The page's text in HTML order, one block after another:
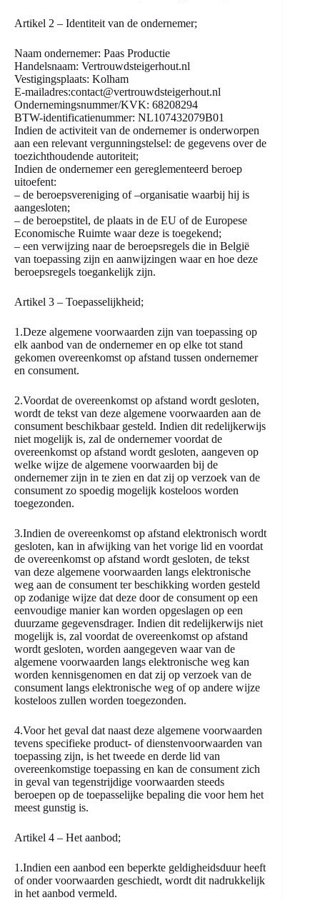
Artikel 2 – Identiteit van de ondernemer;
Naam ondernemer: Paas Productie
Handelsnaam: Vertrouwdsteigerhout.nl
Vestigingsplaats: Kolham
E-mailadres:contact@vertrouwdsteigerhout.nl
Ondernemingsnummer/KVK: 68208294
BTW-identificatienummer: NL107432079B01
Indien de activiteit van de ondernemer is onderworpen
aan een relevant vergunningstelsel: de gegevens over de
toezichthoudende autoriteit;
Indien de ondernemer een gereglementeerd beroep
uitoefent:
– de beroepsvereniging of –organisatie waarbij hij is
aangesloten;
– de beroepstitel, de plaats in de EU of de Europese
Economische Ruimte waar deze is toegekend;
– een verwijzing naar de beroepsregels die in België
van toepassing zijn en aanwijzingen waar en hoe deze
beroepsregels toegankelijk zijn.
Artikel 3 – Toepasselijkheid;
1.Deze algemene voorwaarden zijn van toepassing op
elk aanbod van de ondernemer en op elke tot stand
gekomen overeenkomst op afstand tussen ondernemer
en consument.
2.Voordat de overeenkomst op afstand wordt gesloten,
wordt de tekst van deze algemene voorwaarden aan de
consument beschikbaar gesteld. Indien dit redelijkerwijs
niet mogelijk is, zal de ondernemer voordat de
overeenkomst op afstand wordt gesloten, aangeven op
welke wijze de algemene voorwaarden bij de
ondernemer zijn in te zien en dat zij op verzoek van de
consument zo spoedig mogelijk kosteloos worden
toegezonden.
3.Indien de overeenkomst op afstand elektronisch wordt
gesloten, kan in afwijking van het vorige lid en voordat
de overeenkomst op afstand wordt gesloten, de tekst
van deze algemene voorwaarden langs elektronische
weg aan de consument ter beschikking worden gesteld
op zodanige wijze dat deze door de consument op een
eenvoudige manier kan worden opgeslagen op een
duurzame gegevensdrager. Indien dit redelijkerwijs niet
mogelijk is, zal voordat de overeenkomst op afstand
wordt gesloten, worden aangegeven waar van de
algemene voorwaarden langs elektronische weg kan
worden kennisgenomen en dat zij op verzoek van de
consument langs elektronische weg of op andere wijze
kosteloos zullen worden toegezonden.
4.Voor het geval dat naast deze algemene voorwaarden
tevens specifieke product- of dienstenvoorwaarden van
toepassing zijn, is het tweede en derde lid van
overeenkomstige toepassing en kan de consument zich
in geval van tegenstrijdige voorwaarden steeds
beroepen op de toepasselijke bepaling die voor hem het
meest gunstig is.
Artikel 4 – Het aanbod;
1.Indien een aanbod een beperkte geldigheidsduur heeft
of onder voorwaarden geschiedt, wordt dit nadrukkelijk
in het aanbod vermeld.